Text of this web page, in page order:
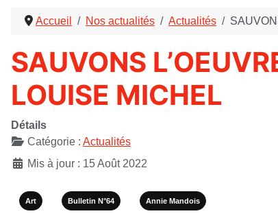
Accueil Nos actualités Actualités
SAUVONS
LOUISE MICHEL
Détails
Catégorie : Actualités
Mis à jour : 15 Août 2022
Art Bulletin N°64 Annie Mandois